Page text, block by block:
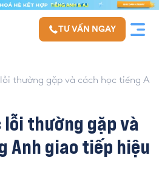
TƯ VẤN NGAY
thường gặp và cách học tiếng
thường gặp và
Anh giao tiếp hiệu